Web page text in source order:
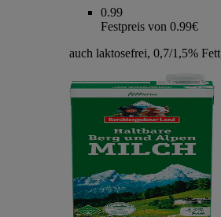
0.99
Festpreis von 0.99€
auch laktosefrei, 0,7/1,5%